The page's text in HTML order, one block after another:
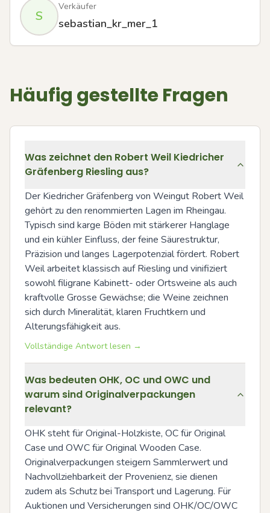
S
Verkäufer
sebastian_kr_mer_1
Häufig gestellte Fragen
Was zeichnet den Robert Weil Kiedricher
Gräfenberg Riesling aus?
Der Kiedricher Gräfenberg von Weingut Robert Weil
gehört zu den renommierten Lagen im Rheingau.
Typisch sind karge Böden mit stärkerer Hanglage
und ein kühler Einfluss, der feine Säurestruktur,
Präzision und langes Lagerpotenzial fördert. Robert
Weil arbeitet klassisch auf Riesling und vinifiziert
sowohl filigrane Kabinett- oder Ortsweine als auch
kraftvolle Grosse Gewächse; die Weine zeichnen
sich durch Mineralität, klaren Fruchtkern und
Alterungsfähigkeit aus.
Vollständige Antwort lesen →
Was bedeuten OHK, OC und OWC und
warum sind Originalverpackungen
relevant?
OHK steht für Original-Holzkiste, OC für Original
Case und OWC für Original Wooden Case.
Originalverpackungen steigern Sammlerwert und
Nachvollziehbarkeit der Provenienz, sie dienen
zudem als Schutz bei Transport und Lagerung. Für
Auktionen und Versicherungen sind OHK/OC/OWC